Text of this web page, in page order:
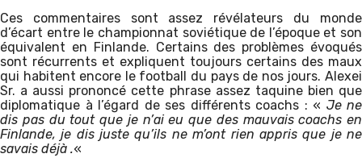
Ces commentaires sont assez révélateurs du monde
d’écart entre le championnat soviétique de l’époque et son
équivalent en Finlande. Certains des problèmes évoqués
sont récurrents et expliquent toujours certains des maux
qui habitent encore le football du pays de nos jours. Alexei
Sr. a aussi prononcé cette phrase assez taquine bien que
diplomatique à l’égard de ses différents coachs : « Je ne
dis pas du tout que je n’ai eu que des mauvais coachs en
Finlande, je dis juste qu’ils ne m’ont rien appris que je ne
savais déjà .«